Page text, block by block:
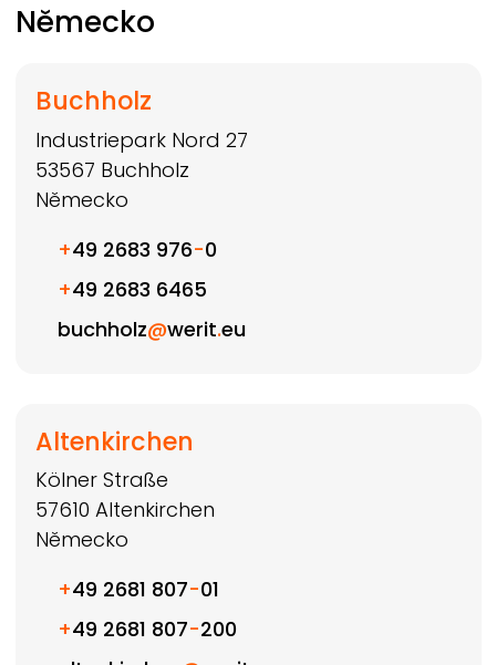
Německo
Buchholz
Industriepark Nord 27
53567 Buchholz
Německo
+49 2683 976-0
+49 2683 6465
buchholz@werit.eu
Altenkirchen
Kölner Straße
57610 Altenkirchen
Německo
+49 2681 807-01
+49 2681 807-200